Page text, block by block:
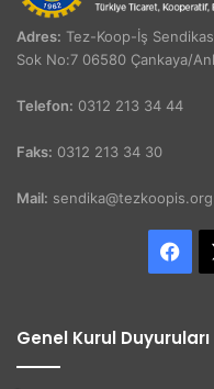
Adres: Tez-Koop-İş
Sok No:7 06580 Çankaya/
Telefon: 0312 213 34 44
Faks: 0312 213 34 30
Mail: sendika@tezkoopis.org
Genel Kurul Duyuruları